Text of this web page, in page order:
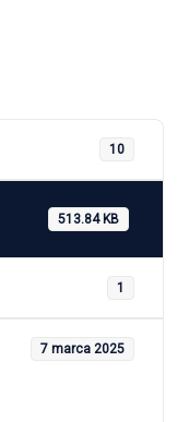
10
513.84 KB
1
7 marca 2025